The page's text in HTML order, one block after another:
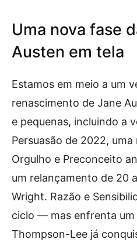
Uma nova fase
Austen em tela
Estamos em meio a um
renascimento de Jane
e pequenas, incluindo a
Persuasão de 2022,
Orgulho e Preconceito
um relançamento de 20
Wright. Razão e
ciclo — mas enfrenta um
Thompson-Lee já